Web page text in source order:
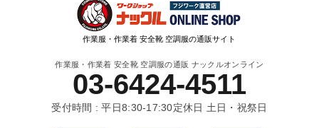
作業服・作業着 安全靴 空調服の通販サイト
作業服・作業着 安全靴 空調服の通販 ナックルオンライン
03-6424-4511
受付時間 : 平日8:30-17:30定休日 土日・祝祭日